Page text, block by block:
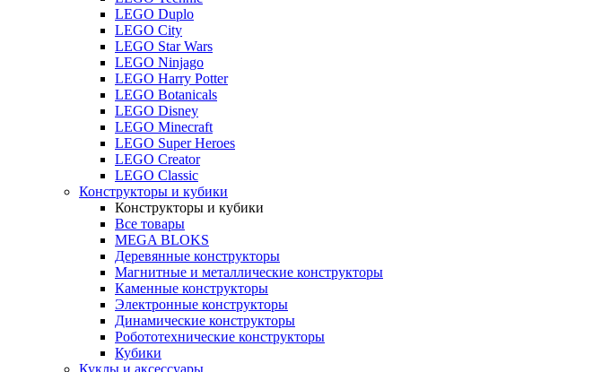
LEGO Duplo
LEGO City
LEGO Star Wars
LEGO Ninjago
LEGO Harry Potter
LEGO Botanicals
LEGO Disney
LEGO Minecraft
LEGO Super Heroes
LEGO Creator
LEGO Classic
Конструкторы и кубики
Конструкторы и кубики
Все товары
MEGA BLOKS
Деревянные конструкторы
Магнитные и металлические конструкторы
Каменные конструкторы
Электронные конструкторы
Динамические конструкторы
Робототехнические конструкторы
Кубики
Куклы и аксессуары